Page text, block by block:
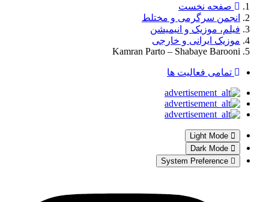
صفحه نخست
انجمن سرگرمی و مختلط
فیلم، موزیک و انیمیشن
موزیک ایرانی و خارجی
Kamran Parto – Shabaye Barooni
تمامی فعالیت ها
Light Mode
Dark Mode
System Preference